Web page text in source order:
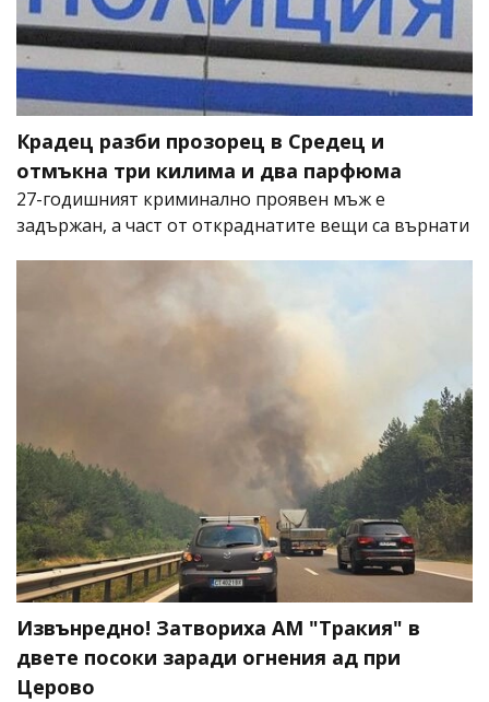
Крадец разби прозорец в Средец и
отмъкна три килима и два парфюма
27-годишният криминално проявен мъж е
задържан, а част от откраднатите вещи са върнати
Извънредно! Затвориха АМ "Тракия" в
двете посоки заради огнения ад при
Церово